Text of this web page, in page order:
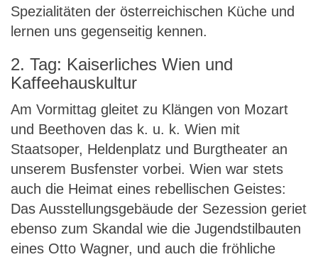
Spezialitäten der österreichischen Küche und
lernen uns gegenseitig kennen.
2. Tag: Kaiserliches Wien und
Kaffeehauskultur
Am Vormittag gleitet zu Klängen von Mozart
und Beethoven das k. u. k. Wien mit
Staatsoper, Heldenplatz und Burgtheater an
unserem Busfenster vorbei. Wien war stets
auch die Heimat eines rebellischen Geistes:
Das Ausstellungsgebäude der Sezession geriet
ebenso zum Skandal wie die Jugendstilbauten
eines Otto Wagner, und auch die fröhliche